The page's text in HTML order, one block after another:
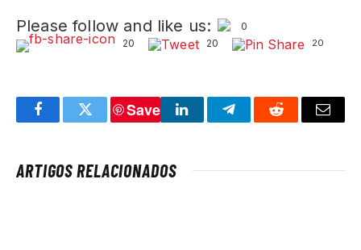
Please follow and like us:
0
20
20 20
FacebookTwitter
Save
LinkedInTelegramReddit Email
ARTIGOS RELACIONADOS